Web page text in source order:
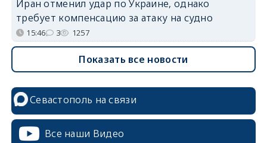
Иран отменил удар по Украине, однако
требует компенсацию за атаку на судно
15:46 3 1257
Показать все новости
Севастополь на связи
Все наши Видео